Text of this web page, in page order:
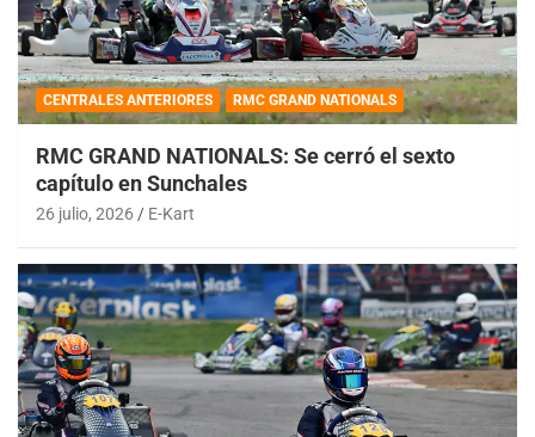
CENTRALES ANTERIORES RMC GRAND NATIONALS
RMC GRAND NATIONALS: Se cerró el sexto
capítulo en Sunchales
26 julio, 2026 E-Kart